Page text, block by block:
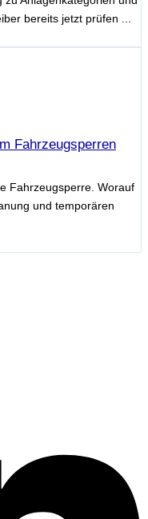
bereits jetzt prüfen ...
Fahrzeugsperren
Fahrzeugsperre. Worauf
und temporären